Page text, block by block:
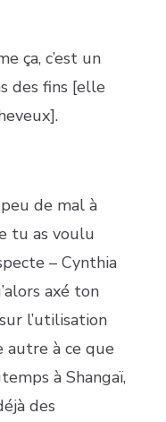
ça, c’est un
des fins [elle
peu de mal à
tu as voulu
– Cynthia
axé ton
l’utilisation
autre à ce que
à Shangaï,
des